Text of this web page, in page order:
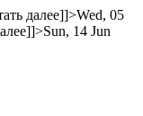
далее]]>Wed, 05
Sun, 14 Jun